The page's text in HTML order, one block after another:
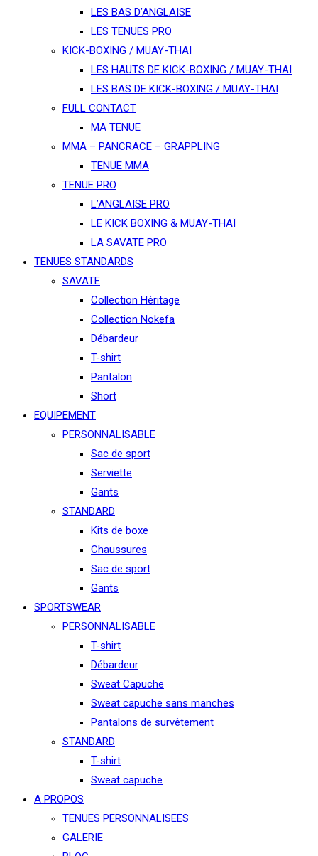
LES BAS D’ANGLAISE
LES TENUES PRO
KICK-BOXING / MUAY-THAI
LES HAUTS DE KICK-BOXING / MUAY-THAI
LES BAS DE KICK-BOXING / MUAY-THAI
FULL CONTACT
MA TENUE
MMA – PANCRACE – GRAPPLING
TENUE MMA
TENUE PRO
L’ANGLAISE PRO
LE KICK BOXING & MUAY-THAÏ
LA SAVATE PRO
TENUES STANDARDS
SAVATE
Collection Héritage
Collection Nokefa
Débardeur
T-shirt
Pantalon
Short
EQUIPEMENT
PERSONNALISABLE
Sac de sport
Serviette
Gants
STANDARD
Kits de boxe
Chaussures
Sac de sport
Gants
SPORTSWEAR
PERSONNALISABLE
T-shirt
Débardeur
Sweat Capuche
Sweat capuche sans manches
Pantalons de survêtement
STANDARD
T-shirt
Sweat capuche
A PROPOS
TENUES PERSONNALISEES
GALERIE